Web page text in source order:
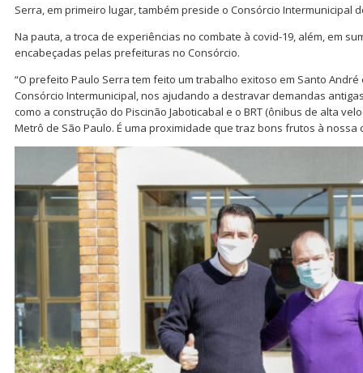
Serra, em primeiro lugar, também preside o Consórcio Intermunicipal
Na pauta, a troca de experiências no combate à covid-19, além, em
encabeçadas pelas prefeituras no Consórcio.
“O prefeito Paulo Serra tem feito um trabalho exitoso em Santo
Consórcio Intermunicipal, nos ajudando a destravar demandas
como a construção do Piscinão Jaboticabal e o BRT (ônibus de alta
Metrô de São Paulo. É uma proximidade que traz bons frutos à nossa